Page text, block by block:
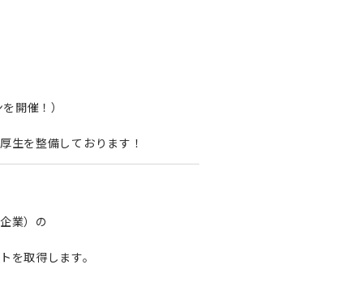
開催！）
生を整備しております！
業）の
を取得します。